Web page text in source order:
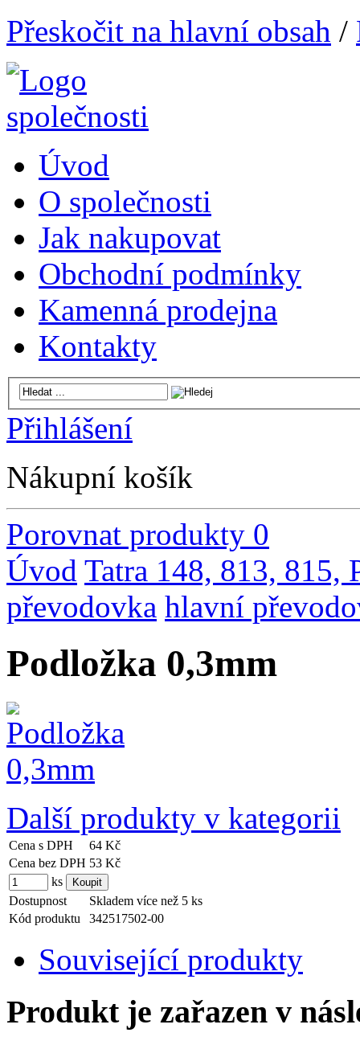
Přeskočit na hlavní obsah /
Úvod
O společnosti
Jak nakupovat
Obchodní podmínky
Kamenná prodejna
Kontakty
Přihlášení
Nákupní košík
Porovnat produkty 0
Úvod Tatra 148, 813, 815,
převodovka hlavní
Podložka 0,3mm
Další produkty v kategorii
Cena s DPH
64 Kč
Cena bez DPH 53 Kč
ks
Dostupnost
Skladem více než 5 ks
Kód produktu
342517502-00
Související produkty
Produkt je zařazen v